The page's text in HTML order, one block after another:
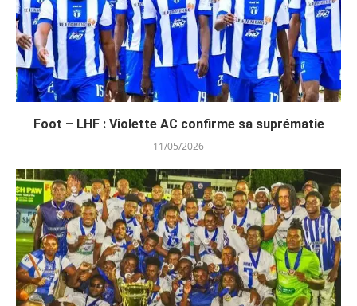
Foot – LHF : Violette AC confirme sa suprématie
11/05/2026